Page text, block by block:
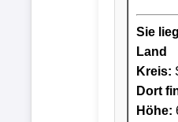
Sie
Land
Kreis:
Dort
Höhe: